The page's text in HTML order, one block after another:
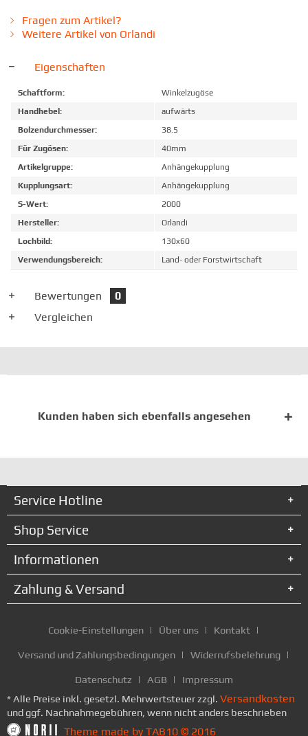
Fragen zum Artikel?
Weitere Artikel von Orlandi
Eigenschaften
Schaftform:
Winkelzugöse
Handhebel:
aufwärts
Bolzendurchmesser:
38.5
Für Zugösen:
40mm
Artikelgruppe:
Anhängekupplung
Kupplungsart:
Anhängekupplung
S-Wert:
2000
Hersteller:
Orlandi
Lochbild:
130x60
Verwendungsbereich:
Land- oder Forstwirtschaft
Bewertungen
0
Vergleichen
Kunden haben sich ebenfalls angesehen
Service Hotline
Shop Service
Informationen
Zahlung & Versand
Cookie-Einstellungen Über uns Kontakt
Versand und Zahlungsbedingungen Widerrufsbelehrung
Datenschutz AGB
Impressum
* Alle Preise inkl. gesetzl. Mehrwertsteuer zzgl. Versandkosten
und ggf. Nachnahmegebühren, wenn nicht anders beschrieben
Theme made by TAB10 © 2016